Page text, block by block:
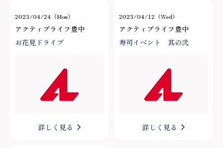
2023/04/24（Mon）
アクティブライフ豊中
お花見ドライブ
詳しく見る
2023/04/12（Wed）
アクティブライフ豊中
寿司イベント 其の弐
詳しく見る